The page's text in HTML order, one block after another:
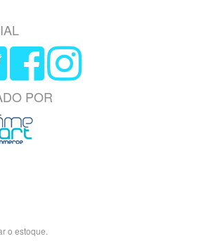
POR
o estoque.